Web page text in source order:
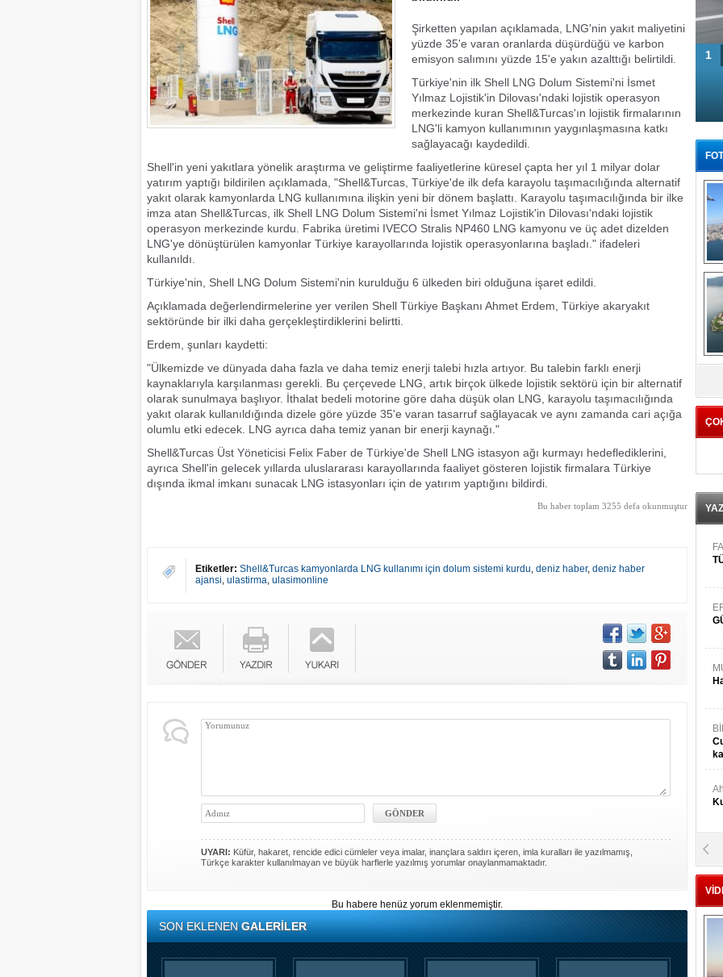
Şirketten yapılan açıklamada, LNG'nin yakıt maliyetini
yüzde 35'e varan oranlarda düşürdüğü ve karbon
emisyon salımını yüzde 15'e yakın azalttığı belirtildi.
Türkiye'nin ilk Shell LNG Dolum Sistemi'ni İsmet
Yılmaz Lojistik'in Dilovası'ndaki lojistik operasyon
merkezinde kuran Shell&Turcas'ın lojistik firmalarının
LNG'li kamyon kullanımının yaygınlaşmasına katkı
sağlayacağı kaydedildi.
Shell'in yeni yakıtlara yönelik araştırma ve geliştirme faaliyetlerine küresel çapta her yıl 1 milyar dolar
yatırım yaptığı bildirilen açıklamada, "Shell&Turcas, Türkiye'de ilk defa karayolu taşımacılığında alternatif
yakıt olarak kamyonlarda LNG kullanımına ilişkin yeni bir dönem başlattı. Karayolu taşımacılığında bir ilke
imza atan Shell&Turcas, ilk Shell LNG Dolum Sistemi'ni İsmet Yılmaz Lojistik'in Dilovası'ndaki lojistik
operasyon merkezinde kurdu. Fabrika üretimi IVECO Stralis NP460 LNG kamyonu ve üç adet dizelden
LNG'ye dönüştürülen kamyonlar Türkiye karayollarında lojistik operasyonlarına başladı." ifadeleri
kullanıldı.
Türkiye'nin, Shell LNG Dolum Sistemi'nin kurulduğu 6 ülkeden biri olduğuna işaret edildi.
Açıklamada değerlendirmelerine yer verilen Shell Türkiye Başkanı Ahmet Erdem, Türkiye akaryakıt
sektöründe bir ilki daha gerçekleştirdiklerini belirtti.
Erdem, şunları kaydetti:
"Ülkemizde ve dünyada daha fazla ve daha temiz enerji talebi hızla artıyor. Bu talebin farklı enerji
kaynaklarıyla karşılanması gerekli. Bu çerçevede LNG, artık birçok ülkede lojistik sektörü için bir alternatif
olarak sunulmaya başlıyor. İthalat bedeli motorine göre daha düşük olan LNG, karayolu taşımacılığında
yakıt olarak kullanıldığında dizele göre yüzde 35'e varan tasarruf sağlayacak ve aynı zamanda cari açığa
olumlu etki edecek. LNG ayrıca daha temiz yanan bir enerji kaynağı."
Shell&Turcas Üst Yöneticisi Felix Faber de Türkiye'de Shell LNG istasyon ağı kurmayı hedeflediklerini,
ayrıca Shell'in gelecek yıllarda uluslararası karayollarında faaliyet gösteren lojistik firmalara Türkiye
dışında ikmal imkanı sunacak LNG istasyonları için de yatırım yaptığını bildirdi.
Bu haber toplam 3255 defa okunmuştur
Etiketler: Shell&Turcas kamyonlarda LNG kullanımı için dolum sistemi kurdu, deniz haber, deniz haber
ajansi, ulastirma, ulasimonline
UYARI: Küfür, hakaret, rencide edici cümleler veya imalar, inançlara saldırı içeren, imla kuralları ile yazılmamış,
Türkçe karakter kullanılmayan ve büyük harflerle yazılmış yorumlar onaylanmamaktadır.
Bu habere henüz yorum eklenmemiştir.
SON EKLENENGALERİLER
1